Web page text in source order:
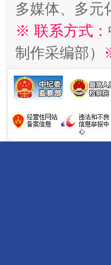
多媒体、多元
※ 联系方式：
制作采编部）